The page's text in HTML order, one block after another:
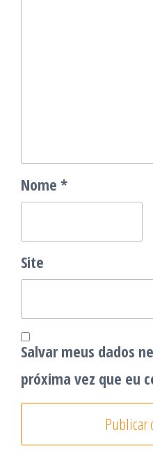
Nome *
Site
Salvar meus dados
próxima vez que eu